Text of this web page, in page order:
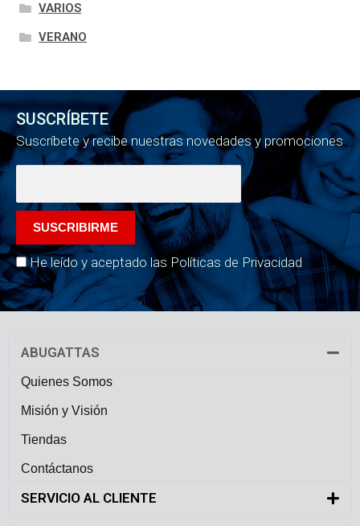
VARIOS
VERANO
SUSCRÍBETE
Suscríbete y recibe nuestras novedades y promociones
He leído y aceptado las Políticas de Privacidad
ABUGATTAS
Quienes Somos
Misión y Visión
Tiendas
Contáctanos
SERVICIO AL CLIENTE